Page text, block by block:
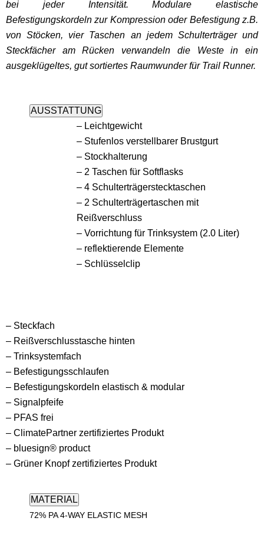
bei jeder Intensität. Modulare elastische
Befestigungskordeln zur Kompression oder Befestigung z.B.
von Stöcken, vier Taschen an jedem Schulterträger und
Steckfächer am Rücken verwandeln die Weste in ein
ausgeklügeltes, gut sortiertes Raumwunder für Trail Runner.
AUSSTATTUNG
– Leichtgewicht
– Stufenlos verstellbarer Brustgurt
– Stockhalterung
– 2 Taschen für Softflasks
– 4 Schulterträgerstecktaschen
– 2 Schulterträgertaschen mit
Reißverschluss
– Vorrichtung für Trinksystem (2.0 Liter)
– reflektierende Elemente
– Schlüsselclip
– Steckfach
– Reißverschlusstasche hinten
– Trinksystemfach
– Befestigungsschlaufen
– Befestigungskordeln elastisch & modular
– Signalpfeife
– PFAS frei
– ClimatePartner zertifiziertes Produkt
– bluesign® product
– Grüner Knopf zertifiziertes Produkt
MATERIAL
72% PA 4-WAY ELASTIC MESH